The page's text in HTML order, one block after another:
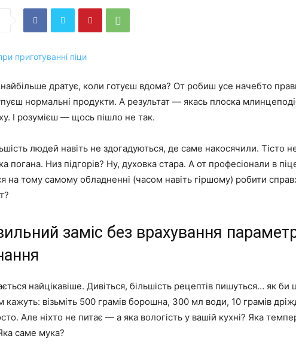
дратує, коли готуєш вдома? От робиш усе начебто
нормальні продукти. А результат — якась плоска
І розумієш — щось пішло не так.
людей навіть не здогадуються, де саме накосячили. Тісто
погана. Низ підгорів? Ну, духовка стара. А от професіонали в
на тому самому обладненні (часом навіть гіршому) робити
заміс без врахування
найцікавіше. Дивіться, більшість рецептів пишуться… як би
кажуть: візьміть 500 грамів борошна, 300 мл води, 10 грамів
Але ніхто не питає — а яка вологість у вашій кухні? Яка
саме мука?